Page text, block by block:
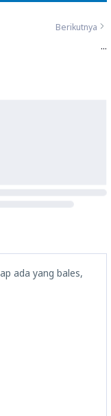
Berikutnya
...
ada yang bales,